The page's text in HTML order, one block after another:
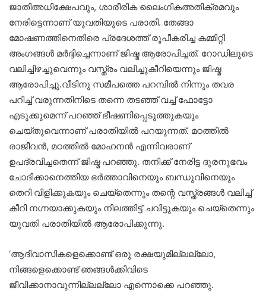
ജാതിഅധിക്ഷേപവും, ശാരീരിക ലൈംഗികഅതിക്രമവും
നേരിട്ടെന്നാണ് യുവതിയുടെ പരാതി. തേങ്ങാ
മോഷണത്തിനെതിരെ പ്രദേശത്ത് രൂപീകരിച്ച കമ്മിറ്റി
അംഗങ്ങള്‍ മര്‍ദ്ദിച്ചെന്നാണ് ജിഷ്മ ആരോപിച്ചത്. റോഡിലൂടെ
വലിച്ചിഴച്ചുവെന്നും വസ്ത്രം വലിച്ചുകീറിയെന്നും ജിഷ്മ
ആരോപിച്ചു.വീടിനു സമീപത്തെ പറമ്പിൽ നിന്നും തവര
പറിച്ച് വരുന്നതിനിടെ തന്നെ തടഞ്ഞ് വച്ച് ഫോട്ടോ
എടുക്കുമെന്ന് പറഞ്ഞ് ഭീഷണിപ്പെടുത്തുകയും
ചെയ്തുവെന്നാണ് പരാതിയിൽ പറയുന്നത്. മഠത്തിൽ
രാജീവൻ, മഠത്തിൽ മോഹനൻ എന്നിവരാണ്
ഉപദ്രവിച്ചതെന്ന് ജിഷ്മ പറഞ്ഞു. തനിക്ക് നേരിട്ട ദുരനുഭവം
ചോദിക്കാനെത്തിയ ഭർത്താവിനെയും ബന്ധുവിനെയും
തെറി വിളിക്കുകയും ചെയ്‌തെന്നും തന്റെ വസ്ത്രങ്ങൾ വലിച്ച്
കീറി നഗ്നയാക്കുകയും നിലത്തിട്ട് ചവിട്ടുകയും ചെയ്‌തെന്നും
യുവതി പരാതിയിൽ ആരോപിക്കുന്നു.
‘ആദിവാസികളെക്കൊണ്ട് ഒരു രക്ഷയുമില്ലല്ലോ,
നിങ്ങളെക്കൊണ്ട് ഞങ്ങൾക്കിവിടെ
ജീവിക്കാനാവുന്നില്ലല്ലോ എന്നൊക്കെ പറഞ്ഞു.